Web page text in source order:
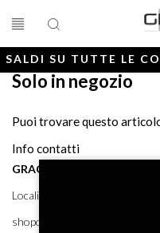
SALDI SU TUTTE LE
Solo in negozio
Puoi trovare questo
Info contatti
GRACE BTQ
Località Porto, 38 58043 -
shoponline@gracebtq.com